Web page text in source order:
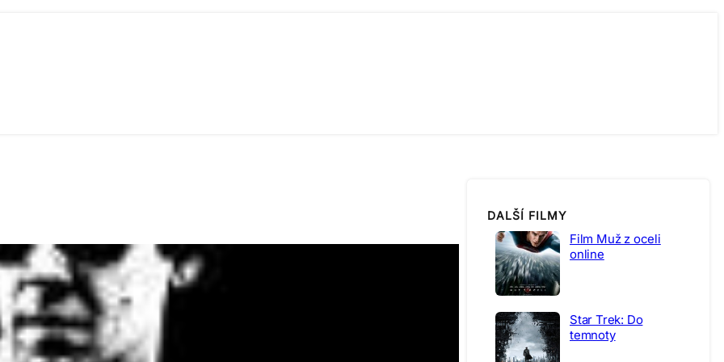
DALŠÍ FILMY
Film Muž z oceli
online
Star Trek: Do
temnoty